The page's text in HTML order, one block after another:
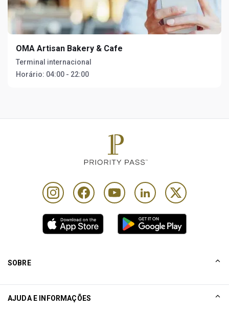
OMA Artisan Bakery & Cafe
Terminal internacional
Horário: 04:00 - 22:00
SOBRE
AJUDA E INFORMAÇÕES